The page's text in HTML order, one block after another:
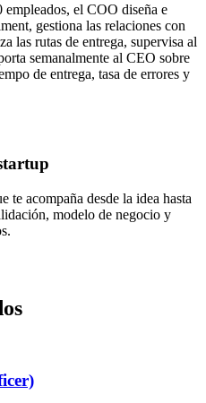
el COO diseña e
gestiona las relaciones con
las rutas de entrega, supervisa al
semanalmente al CEO sobre
de entrega, tasa de errores y
te acompaña desde la idea hasta
modelo de negocio y